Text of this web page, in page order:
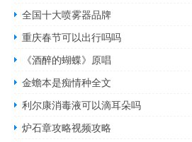
全国十大喷雾器品牌
重庆春节可以出行吗吗
《酒醉的蝴蝶》原唱
金蟾本是痴情种全文
利尔康消毒液可以滴耳朵吗
炉石章攻略视频攻略